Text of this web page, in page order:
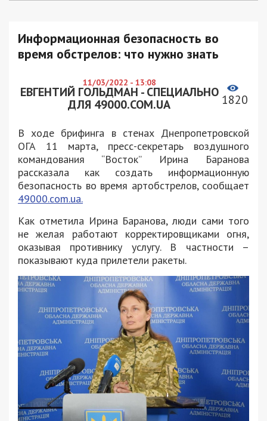
Информационная безопасность во
время обстрелов: что нужно знать
11/03/2022 - 13:08
ЕВГЕНТИЙ ГОЛЬДМАН - СПЕЦИАЛЬНО
ДЛЯ 49000.COM.UA
1820
В ходе брифинга в стенах Днепропетровской
ОГА 11 марта, пресс-секретарь воздушного
командования “Восток” Ирина Баранова
рассказала как создать информационную
безопасность во время артобстрелов, сообщает
49000.com.ua.
Как отметила Ирина Баранова, люди сами того
не желая работают корректировщиками огня,
оказывая противнику услугу. В частности –
показывают куда прилетели ракеты.